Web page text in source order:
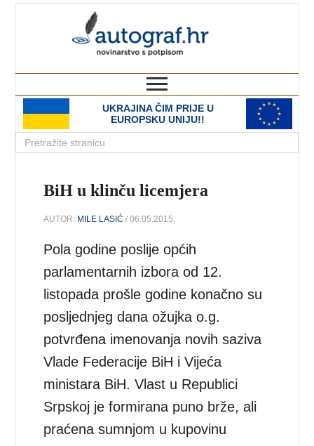
UKRAJINA ČIM PRIJE U
EUROPSKU UNIJU!!
BiH u klinču licemjera
AUTOR: MILE LASIĆ / 06.05.2015.
Pola godine poslije općih
parlamentarnih izbora od 12.
listopada prošle godine konačno su
posljednjeg dana ožujka o.g.
potvrđena imenovanja novih saziva
Vlade Federacije BiH i Vijeća
ministara BiH. Vlast u Republici
Srpskoj je formirana puno brže, ali
praćena sumnjom u kupovinu